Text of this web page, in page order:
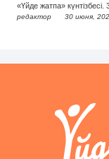
«Үйде жатпа»
редактор 30 июня,